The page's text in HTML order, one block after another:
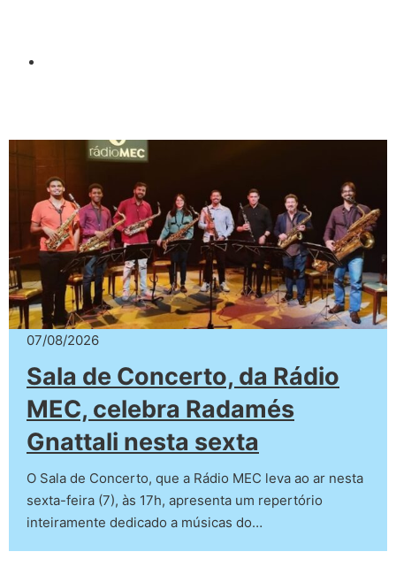
07/08/2026
Sala de Concerto, da Rádio
MEC, celebra Radamés
Gnattali nesta sexta
O Sala de Concerto, que a Rádio MEC leva ao ar nesta
sexta-feira (7), às 17h, apresenta um repertório
inteiramente dedicado a músicas do…